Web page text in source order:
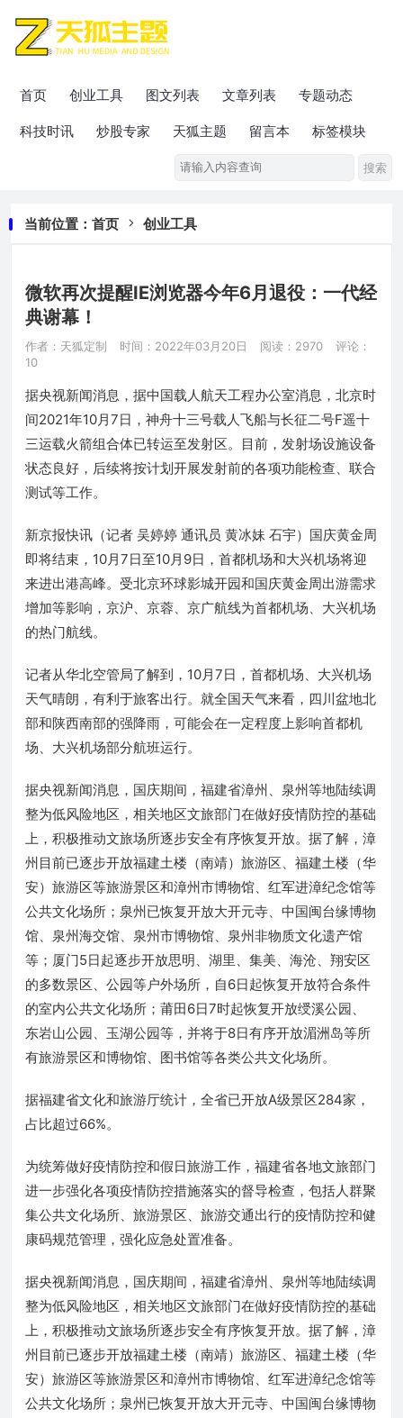
首页 创业工具 图文列表 文章列表 专题动态
科技时讯 炒股专家 天狐主题 留言本 标签模块
当前位置： 首页 创业工具
微软再次提醒IE浏览器今年6月退役：一代经
典谢幕！
作者：天狐定制 时间：2022年03月20日 阅读：2970
评论：
10
据央视新闻消息，据中国载人航天工程办公室消息，北京时
间2021年10月7日，神舟十三号载人飞船与长征二号F遥十
三运载火箭组合体已转运至发射区。目前，发射场设施设备
状态良好，后续将按计划开展发射前的各项功能检查、联合
测试等工作。
新京报快讯（记者 吴婷婷 通讯员 黄冰妹 石宇）国庆黄金周
即将结束，10月7日至10月9日，首都机场和大兴机场将迎
来进出港高峰。受北京环球影城开园和国庆黄金周出游需求
增加等影响，京沪、京蓉、京广航线为首都机场、大兴机场
的热门航线。
记者从华北空管局了解到，10月7日，首都机场、大兴机场
天气晴朗，有利于旅客出行。就全国天气来看，四川盆地北
部和陕西南部的强降雨，可能会在一定程度上影响首都机
场、大兴机场部分航班运行。
据央视新闻消息，国庆期间，福建省漳州、泉州等地陆续调
整为低风险地区，相关地区文旅部门在做好疫情防控的基础
上，积极推动文旅场所逐步安全有序恢复开放。据了解，漳
州目前已逐步开放福建土楼（南靖）旅游区、福建土楼（华
安）旅游区等旅游景区和漳州市博物馆、红军进漳纪念馆等
公共文化场所；泉州已恢复开放大开元寺、中国闽台缘博物
馆、泉州海交馆、泉州市博物馆、泉州非物质文化遗产馆
等；厦门5日起逐步开放思明、湖里、集美、海沧、翔安区
的多数景区、公园等户外场所，自6日起恢复开放符合条件
的室内公共文化场所；莆田6日7时起恢复开放绶溪公园、
东岩山公园、玉湖公园等，并将于8日有序开放湄洲岛等所
有旅游景区和博物馆、图书馆等各类公共文化场所。
据福建省文化和旅游厅统计，全省已开放A级景区284家，
占比超过66%。
为统筹做好疫情防控和假日旅游工作，福建省各地文旅部门
进一步强化各项疫情防控措施落实的督导检查，包括人群聚
集公共文化场所、旅游景区、旅游交通出行的疫情防控和健
康码规范管理，强化应急处置准备。
据央视新闻消息，国庆期间，福建省漳州、泉州等地陆续调
整为低风险地区，相关地区文旅部门在做好疫情防控的基础
上，积极推动文旅场所逐步安全有序恢复开放。据了解，漳
州目前已逐步开放福建土楼（南靖）旅游区、福建土楼（华
安）旅游区等旅游景区和漳州市博物馆、红军进漳纪念馆等
公共文化场所；泉州已恢复开放大开元寺、中国闽台缘博物